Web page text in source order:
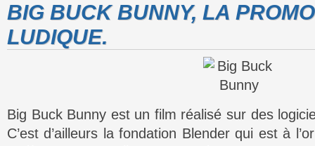
BIG BUCK BUNNY, LA
LUDIQUE.
Big Buck Bunny est un film réalisé sur des
C’est d’ailleurs la fondation Blender qui est à